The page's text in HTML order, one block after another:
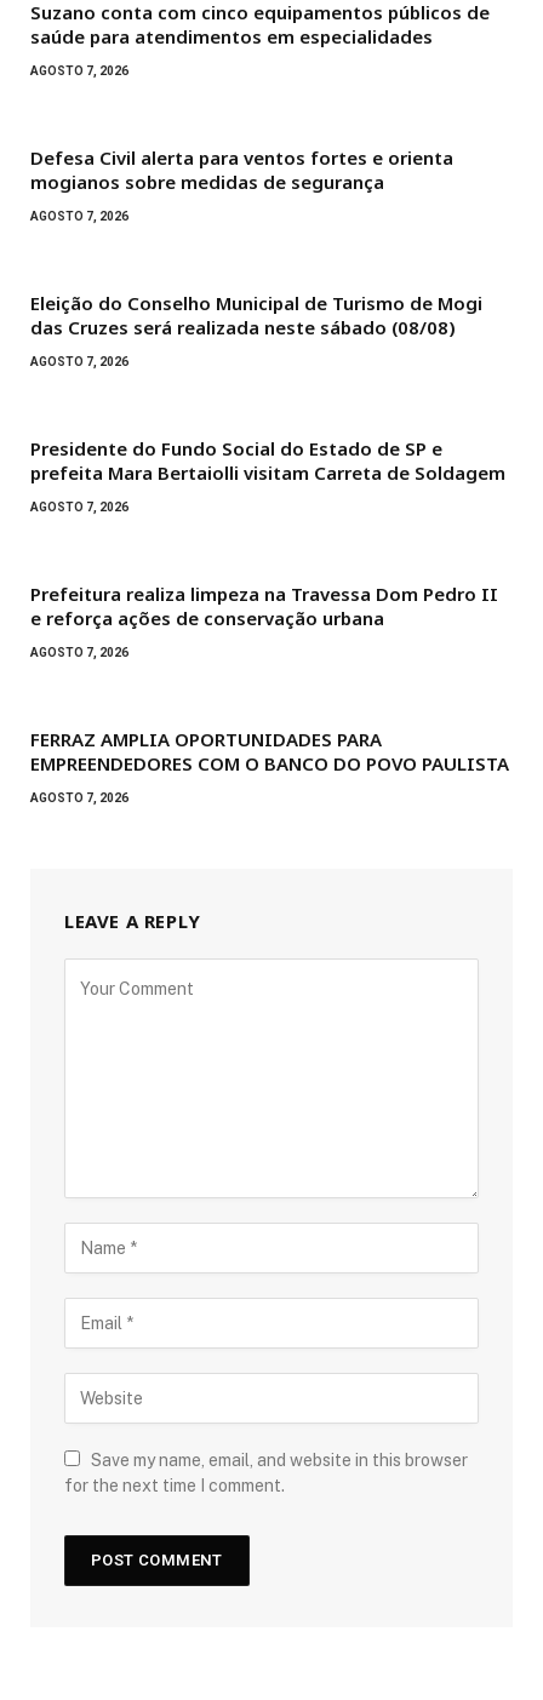
Suzano conta com cinco equipamentos públicos de
saúde para atendimentos em especialidades
AGOSTO 7, 2026
Defesa Civil alerta para ventos fortes e orienta
mogianos sobre medidas de segurança
AGOSTO 7, 2026
Eleição do Conselho Municipal de Turismo de Mogi
das Cruzes será realizada neste sábado (08/08)
AGOSTO 7, 2026
Presidente do Fundo Social do Estado de SP e
prefeita Mara Bertaiolli visitam Carreta de Soldagem
AGOSTO 7, 2026
Prefeitura realiza limpeza na Travessa Dom Pedro II
e reforça ações de conservação urbana
AGOSTO 7, 2026
FERRAZ AMPLIA OPORTUNIDADES PARA
EMPREENDEDORES COM O BANCO DO POVO PAULISTA
AGOSTO 7, 2026
LEAVE A REPLY
Save my name, email, and website in this browser
for the next time I comment.